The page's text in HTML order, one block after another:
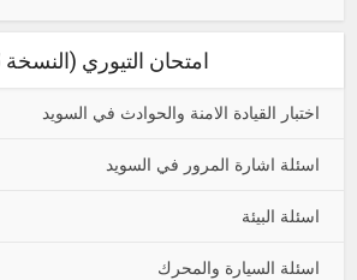
امتحان التيوري (النسخة 1.5)
اختبار القيادة الامنة والحوادث في السويد
اسئلة اشارة المرور في السويد
اسئلة البيئة
اسئلة السيارة والمحرك